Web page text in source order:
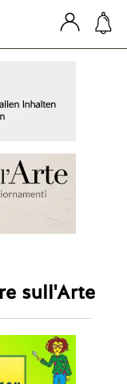
sull'Arte